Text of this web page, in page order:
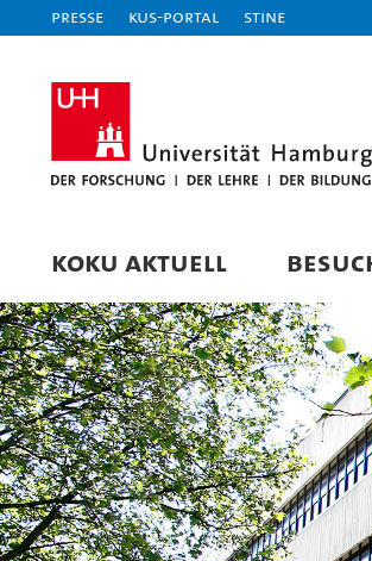
Presse KUS-Portal STiNE
KOKU AKTUELL